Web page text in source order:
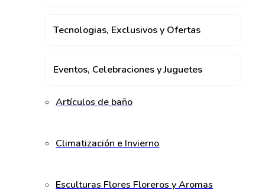
Tecnologias, Exclusivos y Ofertas
Eventos, Celebraciones y Juguetes
Artículos de baño
Climatización e Invierno
Esculturas Flores Floreros y Aromas